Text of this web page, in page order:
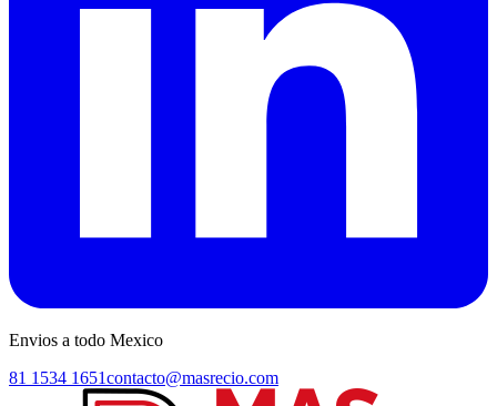
Envios a todo Mexico
81 1534 1651contacto@masrecio.com